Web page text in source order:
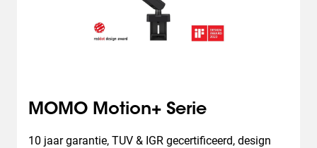
MOMO Motion+ Serie
10 jaar garantie, TUV & IGR gecertificeerd, design